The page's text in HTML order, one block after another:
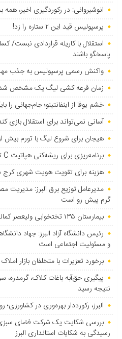
انوشیروانی: در رکوردگیری اخیر،
پرسپولیس قید این ۲ ستاره را زد!
استقلال با کاریله قراردادی نبست/
پاسخگو باشند
واکنش رسمی پرسپولیس به جذب
زمان قرعه کشی لیگ یک مشخص
خشم یوفا از اینفانتینو؛ جام‌جهانی را
آسانی نمی‌تواند برای استقلال بازی
هیجان برای شروع لیگ با تورم بیش از
برنامه‌ریزی برای ریشه‌کنی هپاتیت C تا سال ۲۰۳۰
هزینه برای تقویت هویت شهری کرج
مدیرعامل توزیع برق البرز: مدیریت
گرم پیش رو است
بیمارستان ۱۳۵ تختخوابی ولیعصر کمالشهر در آستانه بهره‌برداری کامل
رئیس دانشگاه آزاد البرز: جهاد
و مسئولیت اجتماعی است
برخورد تعزیرات با متخلفان بازار املاک البرز؛ ۱۱
پیگیری حق‌آبه باغات کلاک، گرمدره،
نتیجه رسید
البرز، رکورددار بهره‌وری در
بررسی شکایت یک شرکت فضای
رسیدگی به شکایات استانداری البرز